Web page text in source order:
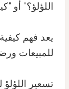
اللؤلؤ؟" أو
يعد فهم
للمبيعات
تسعير